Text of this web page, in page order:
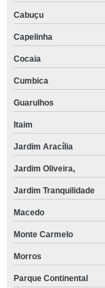
Cabuçu
Capelinha
Cocaia
Cumbica
Guarulhos
Itaim
Jardim Aracília
Jardim Oliveira,
Jardim Tranquilidade
Macedo
Monte Carmelo
Morros
Parque Continental